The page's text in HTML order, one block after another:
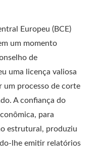
Europeu (BCE)
um momento
de
uma licença valiosa
um processo de corte
A confiança do
para
estrutural, produziu
lhe emitir relatórios